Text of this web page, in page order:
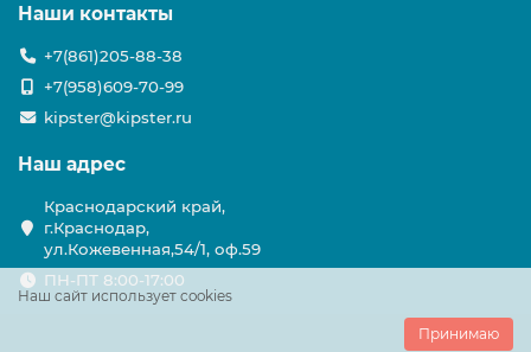
Наш сайт использует cookies
Принимаю
Наши контакты
+7(861)205-88-38
+7(958)609-70-99
kipster@kipster.ru
Наш адрес
Краснодарский край,
г.Краснодар,
ул.Кожевенная,54/1, оф.59
ПН-ПТ 8:00-17:00